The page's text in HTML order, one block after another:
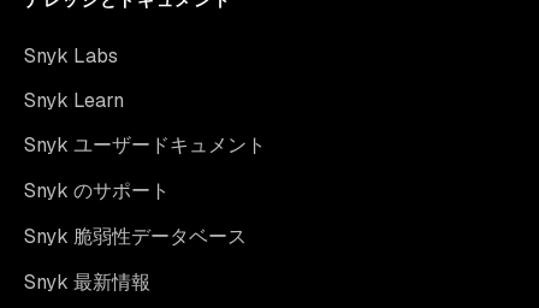
Snyk Labs
Snyk Learn
Snyk ユーザードキュメント
Snyk のサポート
Snyk 脆弱性データベース
Snyk 最新情報